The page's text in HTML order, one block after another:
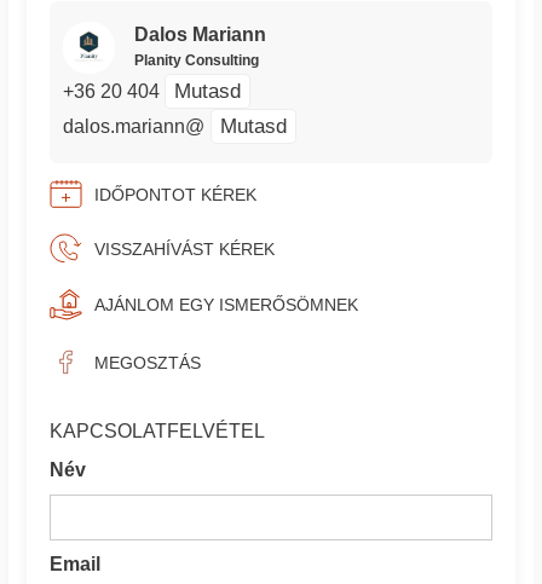
Dalos Mariann
Planity Consulting
+36 20 404 Mutasd
dalos.mariann@ Mutasd
IDŐPONTOT KÉREK
VISSZAHÍVÁST KÉREK
AJÁNLOM EGY ISMERŐSÖMNEK
MEGOSZTÁS
KAPCSOLATFELVÉTEL
Név
Email